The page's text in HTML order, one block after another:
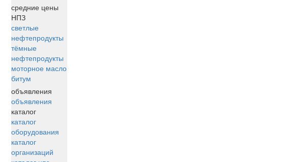
средние цены
НПЗ
светлые
нефтепродукты
тёмные
нефтепродукты
моторное масло
битум
объявления
объявления
каталог
каталог
оборудования
каталог
организаций